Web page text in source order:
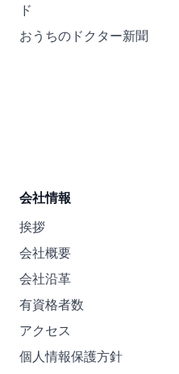
ド
おうちのドクター新聞
会社情報
挨拶
会社概要
会社沿革
有資格者数
アクセス
個人情報保護方針